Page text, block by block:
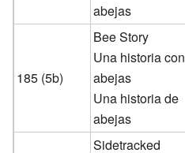
abejas
185 (5b)
Bee Story
Una historia con
abejas
Una historia de
abejas
Sidetracked